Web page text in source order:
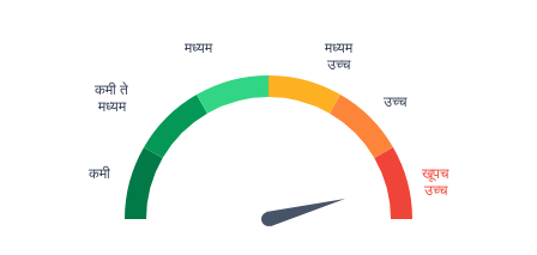
कमी
कमी ते
मध्यम
मध्यम
मध्यम
उच्च
उच्च
खूपच
उच्च